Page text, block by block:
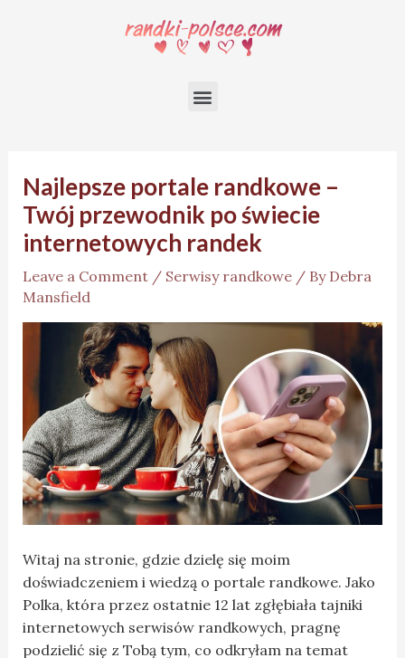
Najlepsze portale randkowe –
Twój przewodnik po świecie
internetowych randek
Leave a Comment / Serwisy randkowe/ By Debra
Mansfield
Witaj na stronie, gdzie dzielę się moim
doświadczeniem i wiedzą o portale randkowe. Jako
Polka, która przez ostatnie 12 lat zgłębiała tajniki
internetowych serwisów randkowych, pragnę
podzielić się z Tobą tym, co odkryłam na temat